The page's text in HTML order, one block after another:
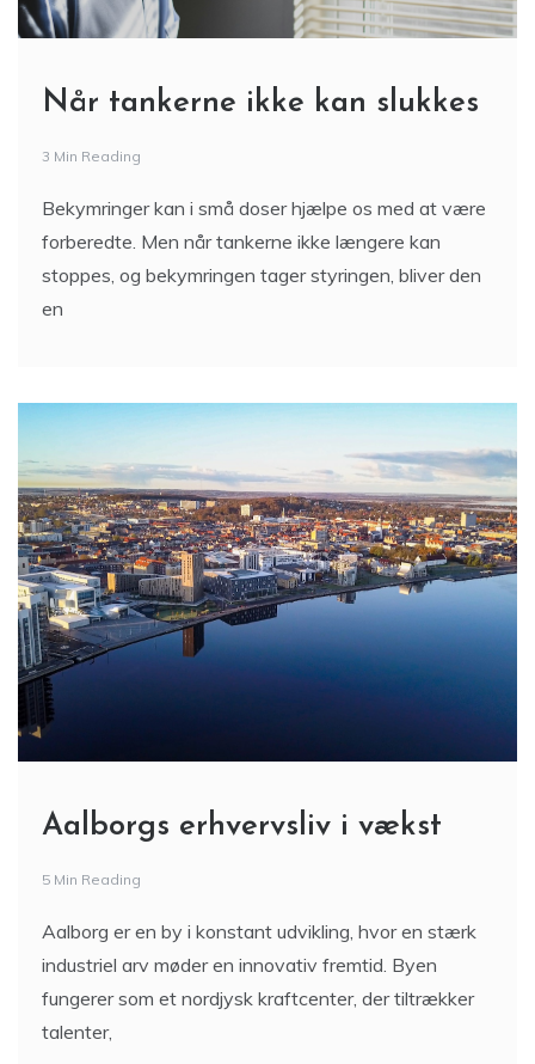
Når tankerne ikke kan slukkes
3 Min Reading
Bekymringer kan i små doser hjælpe os med at være
forberedte. Men når tankerne ikke længere kan
stoppes, og bekymringen tager styringen, bliver den
en
Aalborgs erhvervsliv i vækst
5 Min Reading
Aalborg er en by i konstant udvikling, hvor en stærk
industriel arv møder en innovativ fremtid. Byen
fungerer som et nordjysk kraftcenter, der tiltrækker
talenter,